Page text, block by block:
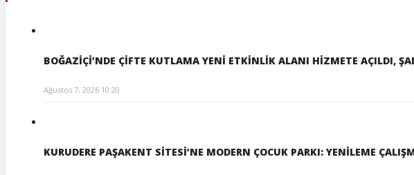
BOĞAZİÇİ’NDE ÇİFTE KUTLAMA YENİ ETKİNLİK ALANI HİZMETE AÇILDI,
Ağustos 7, 2026 10:20
KURUDERE PAŞAKENT SİTESİ’NE MODERN ÇOCUK PARKI: YENİLEME